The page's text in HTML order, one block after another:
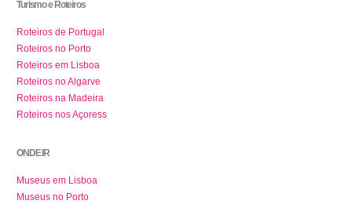
Turismo e Roteiros
Roteiros de Portugal
Roteiros no Porto
Roteiros em Lisboa
Roteiros no Algarve
Roteiros na Madeira
Roteiros nos Açoress
ONDE IR
Museus em Lisboa
Museus no Porto